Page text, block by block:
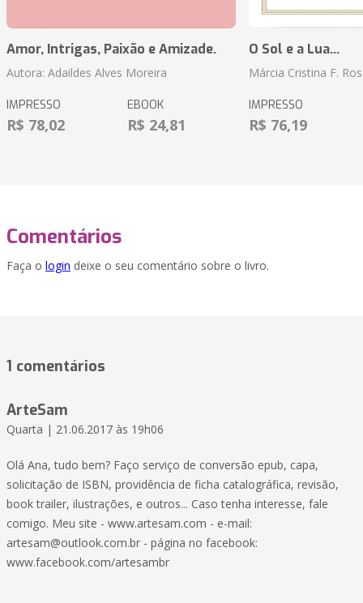
Amor, Intrigas, Paixão e Amizade.
Autora: Adaildes Alves Moreira
IMPRESSO
R$ 78,02
EBOOK
R$ 24,81
O Sol e a Lua...
Márcia Cristina F.
IMPRESSO
R$ 76,19
Comentários
Faça o login deixe o seu comentário sobre o livro.
1 comentários
ArteSam
Quarta | 21.06.2017 às 19h06
Olá Ana, tudo bem? Faço serviço de conversão epub, capa,
solicitação de ISBN, providência de ficha catalográfica, revisão,
book trailer, ilustrações, e outros... Caso tenha interesse, fale
comigo. Meu site - www.artesam.com - e-mail:
artesam@outlook.com.br - página no facebook:
www.facebook.com/artesambr